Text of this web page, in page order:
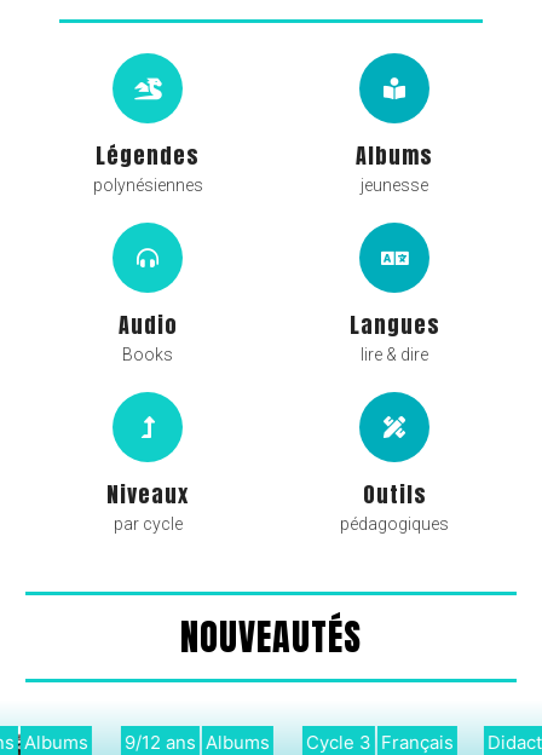
Légendes
polynésiennes
Albums
jeunesse
Audio
Books
Langues
lire & dire
Niveaux
par cycle
Outils
pédagogiques
NOUVEAUTÉS
9/12 ans Albums Cycle 3 Français
Didactique